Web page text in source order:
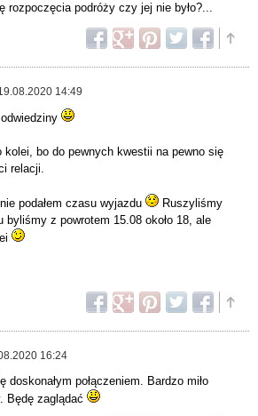
rozpoczęcia podróży czy jej nie było?...
14:49
kolei, bo do pewnych kwestii na pewno się
relacji.
podałem czasu wyjazdu
Ruszyliśmy
byliśmy z powrotem 15.08 około 18, ale
16:24
doskonałym połączeniem. Bardzo miło
Będę zaglądać